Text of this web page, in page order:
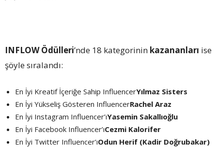
INFLOW Ödülleri’nde 18 kategorinin kazananları ise
şöyle sıralandı:
En İyi Kreatif İçeriğe Sahip InfluencerYılmaz Sisters
En İyi Yükseliş Gösteren InfluencerRachel Araz
En İyi Instagram Influencer’ıYasemin Sakallıoğlu
En İyi Facebook Influencer’ıCezmi Kalorifer
En İyi Twitter Influencer’ıOdun Herif (Kadir Doğrubakar)